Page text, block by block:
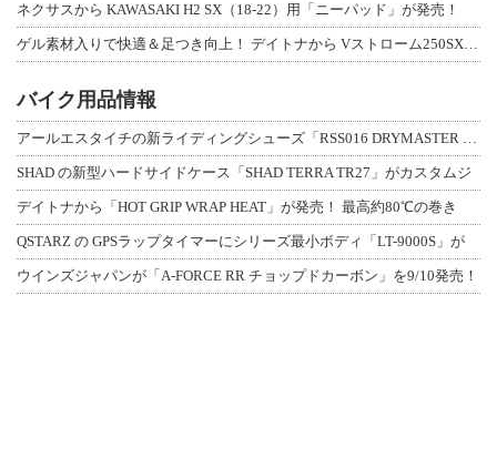
ネクサスから KAWASAKI H2 SX（18-22）用「ニーパッド」が発売！
ゲル素材入りで快適＆足つき向上！ デイトナから Vストローム250SX用「快適ロ
バイク用品情報
アールエスタイチの新ライディングシューズ「RSS016 DRYMASTER スト
SHAD の新型ハードサイドケース「SHAD TERRA TR27」がカスタムジ
デイトナから「HOT GRIP WRAP HEAT」が発売！ 最高約80℃の巻き
QSTARZ の GPSラップタイマーにシリーズ最小ボディ「LT-9000S」が
ウインズジャパンが「A-FORCE RR チョップドカーボン」を9/10発売！